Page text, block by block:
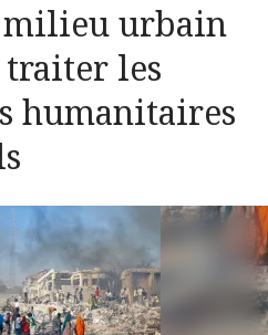
milieu urbain
les
humanitaires